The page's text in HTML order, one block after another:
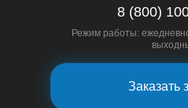
8 (800)
Режим работы:
Заказать